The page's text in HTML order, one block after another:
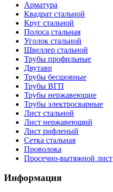
Арматура
Квадрат стальной
Круг стальной
Полоса стальная
Уголок стальной
Швеллер стальной
Трубы профильные
Двутавр
Трубы бесшовные
Трубы ВГП
Трубы нержавеющие
Трубы электросварные
Лист стальной
Лист нержавеющий
Лист рифленый
Сетка стальная
Проволока
Просечно-вытяжной лист
Информация